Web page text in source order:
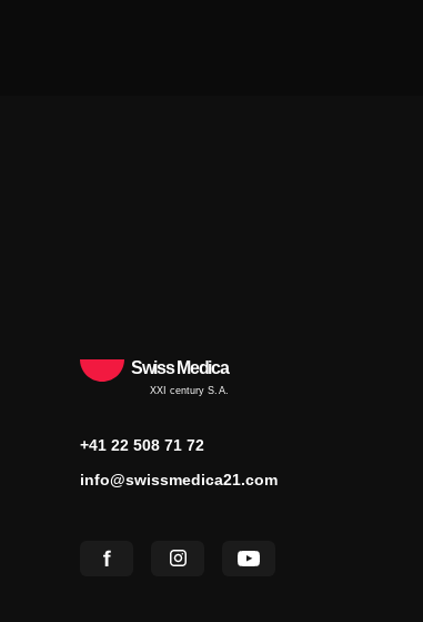
Swiss Medica
XXI century S.A.
+41 22 508 71 72
info@swissmedica21.com